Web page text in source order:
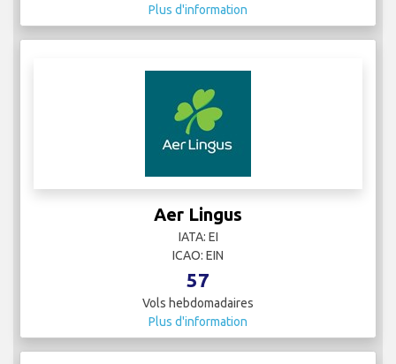
Plus d'information
Aer Lingus
IATA: EI
ICAO: EIN
57
Vols hebdomadaires
Plus d'information